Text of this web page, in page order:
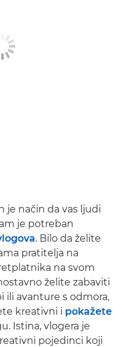
je način da vas ljudi
je potreban
. Bilo da želite
pratitelja na
na svom
želite zabaviti
avanture s odmora,
kreativni i pokažete
Istina, vlogera je
pojedinci koji